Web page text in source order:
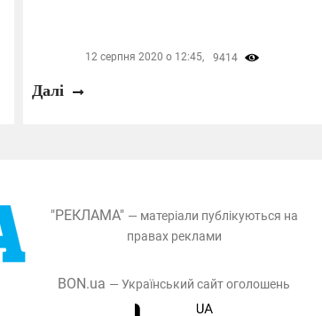
12 серпня 2020 о 12:45, 9414
Далі
"РЕКЛАМА" — матеріали публікуються на
правах реклами
BON.ua — Український сайт оголошень